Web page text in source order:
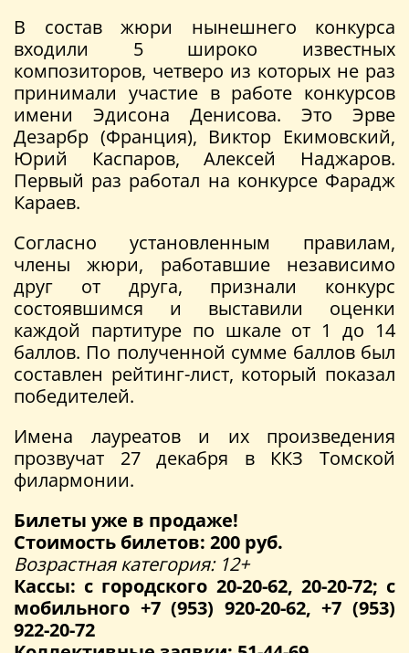
В состав жюри нынешнего конкурса
входили 5 широко известных
композиторов, четверо из которых не раз
принимали участие в работе конкурсов
имени Эдисона Денисова. Это Эрве
Дезарбр (Франция), Виктор Екимовский,
Юрий Каспаров, Алексей Наджаров.
Первый раз работал на конкурсе Фарадж
Караев.
Согласно установленным правилам,
члены жюри, работавшие независимо
друг от друга, признали конкурс
состоявшимся и выставили оценки
каждой партитуре по шкале от 1 до 14
баллов. По полученной сумме баллов был
составлен рейтинг-лист, который показал
победителей.
Имена лауреатов и их произведения
прозвучат 27 декабря в ККЗ Томской
филармонии.
Билеты уже в продаже!
Стоимость билетов: 200 руб.
Возрастная категория: 12+
Кассы: с городского 20-20-62, 20-20-72; с
мобильного +7 (953) 920-20-62, +7 (953)
922-20-72